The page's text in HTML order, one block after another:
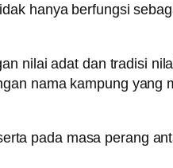
hanya berfungsi
nilai adat dan tradisi
nama kampung yang
pada masa perang